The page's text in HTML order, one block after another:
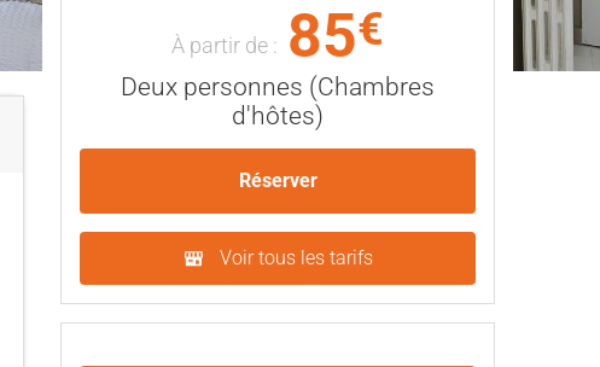
À partir de : 85€
Deux personnes (Chambres
d'hôtes)
Réserver
Voir tous les tarifs